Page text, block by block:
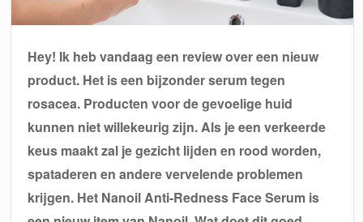
Hey! Ik heb vandaag een review over een nieuw
product. Het is een bijzonder serum tegen
rosacea. Producten voor de gevoelige huid
kunnen niet willekeurig zijn. Als je een verkeerde
keus maakt zal je gezicht lijden en rood worden,
spataderen en andere vervelende problemen
krijgen. Het Nanoil Anti-Redness Face Serum is